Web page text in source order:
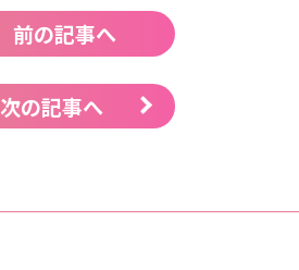
前の記事へ
次の記事へ